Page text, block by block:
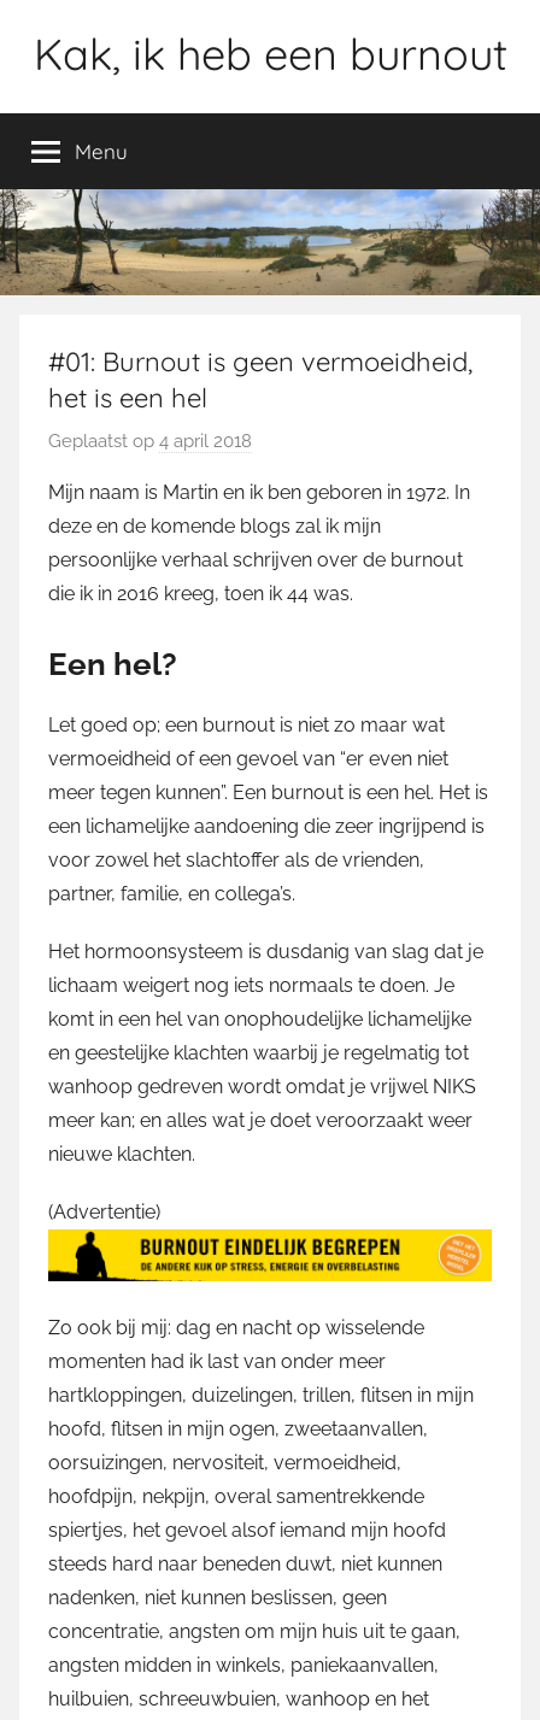
naar
inhoud
Kak, ik heb een burnout
Menu
#01: Burnout is geen vermoeidheid,
het is een hel
Geplaatst op 4 april 2018
o
r
M
a
n
Mijn naam is Martin en ik ben geboren in 1972. In
deze en de komende blogs zal ik mijn
persoonlijke verhaal schrijven over de burnout
die ik in 2016 kreeg, toen ik 44 was.
Een hel?
Let goed op; een burnout is niet zo maar wat
vermoeidheid of een gevoel van “er even niet
meer tegen kunnen”. Een burnout is een hel. Het is
een lichamelijke aandoening die zeer ingrijpend is
voor zowel het slachtoffer als de vrienden,
partner, familie, en collega’s.
Het hormoonsysteem is dusdanig van slag dat je
lichaam weigert nog iets normaals te doen. Je
komt in een hel van onophoudelijke lichamelijke
en geestelijke klachten waarbij je regelmatig tot
wanhoop gedreven wordt omdat je vrijwel NIKS
meer kan; en alles wat je doet veroorzaakt weer
nieuwe klachten.
(Advertentie)
Zo ook bij mij: dag en nacht op wisselende
momenten had ik last van onder meer
hartkloppingen, duizelingen, trillen, flitsen in mijn
hoofd, flitsen in mijn ogen, zweetaanvallen,
oorsuizingen, nervositeit, vermoeidheid,
hoofdpijn, nekpijn, overal samentrekkende
spiertjes, het gevoel alsof iemand mijn hoofd
steeds hard naar beneden duwt, niet kunnen
nadenken, niet kunnen beslissen, geen
concentratie, angsten om mijn huis uit te gaan,
angsten midden in winkels, paniekaanvallen,
huilbuien, schreeuwbuien, wanhoop en het